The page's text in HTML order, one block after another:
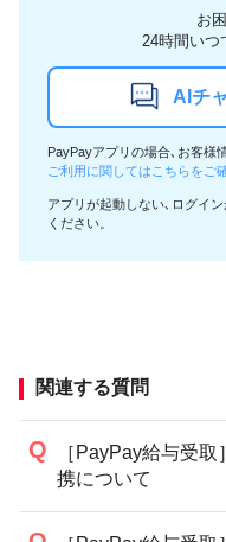
お
24時間いつ
AIチ
PayPayアプリの場合､お客様
ご利用に関してはこちらをご
アプリが起動しない､ログイ
ください。
関連する質問
［PayPay給与受
携について